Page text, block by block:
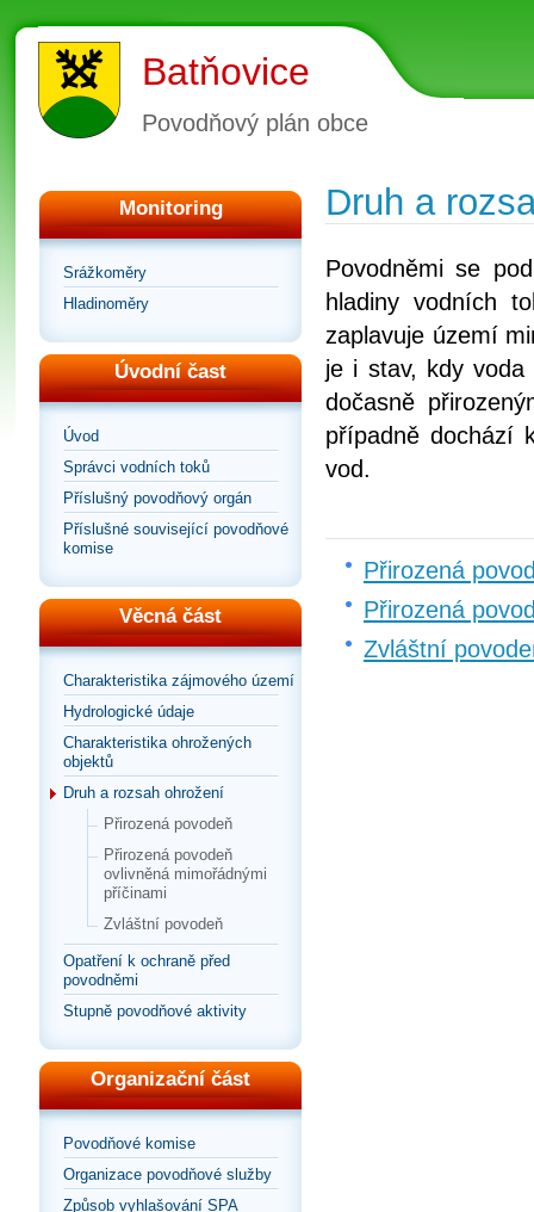
Batňovice
Povodňový plán obce
Monitoring
Srážkoměry
Hladinoměry
Úvodní čast
Úvod
Správci vodních toků
Příslušný povodňový orgán
Příslušné související povodňové
komise
Věcná část
Charakteristika zájmového území
Hydrologické údaje
Charakteristika ohrožených
objektů
Druh a rozsah ohrožení
Přirozená povodeň
Přirozená povodeň
ovlivněná mimořádnými
příčinami
Zvláštní povodeň
Opatření k ochraně před
povodněmi
Stupně povodňové aktivity
Organizační část
Povodňové komise
Organizace povodňové služby
Způsob vyhlašování SPA
Druh a
Povodněmi se
hladiny vodních
zaplavuje území
je i stav, kdy
dočasně
případně dochází
vod.
Přirozená
Přirozená
Zvláštní